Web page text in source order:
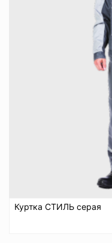
Куртка СТИЛЬ серая